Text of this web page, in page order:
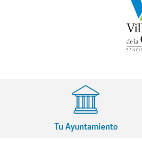
Tu Ayuntamiento